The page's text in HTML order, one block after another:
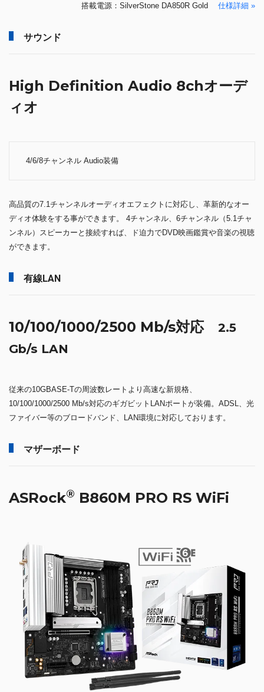
搭載電源：SilverStone DA850R Gold 仕様詳細 »
サウンド
High Definition Audio 8chオーデ
ィオ
4/6/8チャンネル Audio装備
高品質の7.1チャンネルオーディオエフェクトに対応し、革新的なオー
ディオ体験をする事ができます。 4チャンネル、6チャンネル（5.1チャ
ンネル）スピーカーと接続すれば、ド迫力でDVD映画鑑賞や音楽の視聴
ができます。
有線LAN
10/100/1000/2500 Mb/s対応 2.5
Gb/s LAN
従来の10GBASE-Tの周波数レートより高速な新規格、
10/100/1000/2500 Mb/s対応のギガビットLANポートが装備。ADSL、光
ファイバー等のブロードバンド、LAN環境に対応しております。
マザーボード
ASRock® B860M PRO RS WiFi